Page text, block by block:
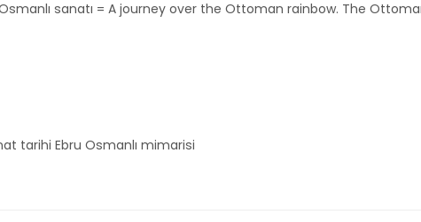
sanatı = A journey over the Ottoman rainbow. The
tarihi Ebru Osmanlı mimarisi